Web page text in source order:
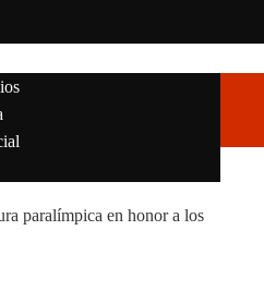
paralímpica en honor a los